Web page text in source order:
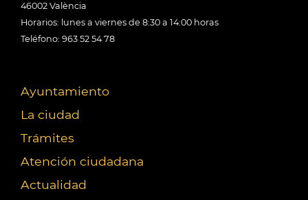
46002 València
Horarios: lunes a viernes de 8:30 a 14:00 horas
Teléfono: 963 52 54 78
Ayuntamiento
La ciudad
Trámites
Atención ciudadana
Actualidad